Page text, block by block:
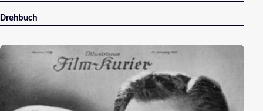
Drehbuch